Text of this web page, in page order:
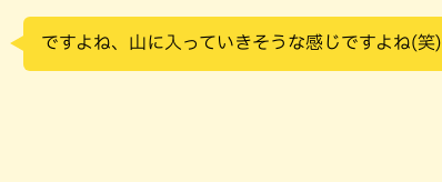
ですよね、山に入っていきそうな感じですよね(笑)